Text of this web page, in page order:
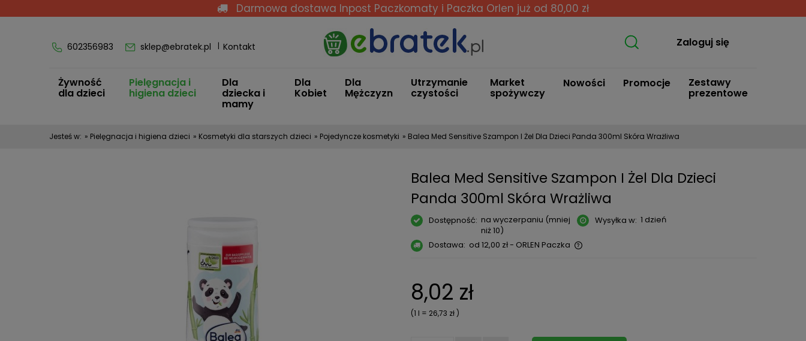
Darmowa dostawa Inpost Paczkomaty i Paczka Orlen już od 80,00 zł
602356983 sklep@ebratek.pl Kontakt Zaloguj się
Żywność
dla dzieci
Pielęgnacja i
higiena dzieci
Dla
dziecka i
mamy
Dla
Kobiet
Dla
Mężczyzn
Utrzymanie
czystości
Market
spożywczy
Nowości Promocje Zestawy
prezentowe
Jesteś w: » Pielęgnacja i higiena dzieci » Kosmetyki dla starszych dzieci » Pojedyncze kosmetyki » Balea Med Sensitive Szampon I Żel Dla Dzieci Panda 300ml Skóra Wrażliwa
Balea Med Sensitive Szampon I Żel Dla Dzieci
Panda 300ml Skóra Wrażliwa
Dostępność: na wyczerpaniu (mniej
niż 10)
Wysyłka w: 1 dzień
Dostawa: od 12,00 zł- ORLEN Paczka
kosztów płatności
8,02 zł
(1 l = 26,73 zł )